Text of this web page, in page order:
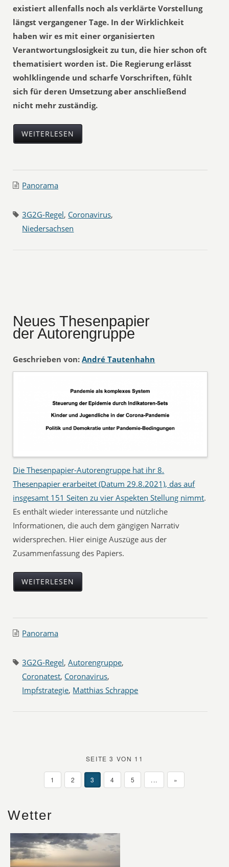
existiert allenfalls noch als verklärte Vorstellung
längst vergangener Tage. In der Wirklichkeit
haben wir es mit einer organisierten
Verantwortungslosigkeit zu tun, die hier schon oft
thematisiert worden ist. Die Regierung erlässt
wohlklingende und scharfe Vorschriften, fühlt
sich für deren Umsetzung aber anschließend
nicht mehr zuständig.
WEITERLESEN
Panorama
3G2G-Regel, Coronavirus,
Niedersachsen
Neues Thesenpapier
der Autorengruppe
Geschrieben von: André Tautenhahn
Die Thesenpapier-Autorengruppe hat ihr 8.
Thesenpapier erarbeitet (Datum 29.8.2021), das auf
insgesamt 151 Seiten zu vier Aspekten Stellung nimmt.
Es enthält wieder interessante und nützliche
Informationen, die auch dem gängigen Narrativ
widersprechen. Hier einige Auszüge aus der
Zusammenfassung des Papiers.
WEITERLESEN
Panorama
3G2G-Regel,Autorengruppe,
Coronatest, Coronavirus,
Impfstrategie, Matthias Schrappe
SEITE 3 VON 11
1 2 3 4 5 ... »
Wetter